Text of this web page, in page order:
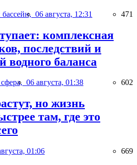
06 августа, 12:31 471
комплексная
последствий и
водного баланса
06 августа, 01:38 602
но жизнь
там, где это
01:06 669